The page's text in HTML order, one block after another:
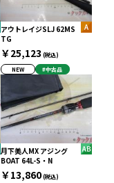
アウトレイジSLJ 62MS
TG
￥25,123 (税込)
NEW
#中古品
月下美人MX アジング
BOAT 64L-S・N
￥13,860(税込)